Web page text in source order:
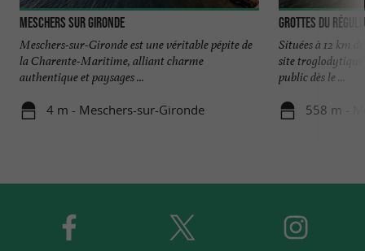
Meschers sur Gironde
Meschers-sur-Gironde est une véritable pépite de
la Charente-Maritime, alliant charme
authentique et paysages ...
4 m - Meschers-sur-Gironde
Grottes du
Situées à 12 km
site
public dès le ...
558 m -